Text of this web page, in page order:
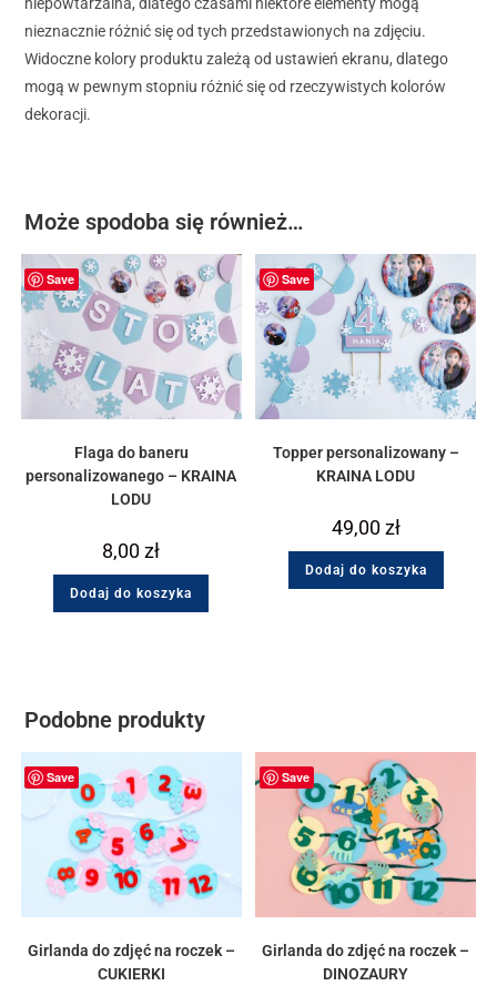
nieznacznie różnić się od tych przedstawionych na zdjęciu.
Widoczne kolory produktu zależą od ustawień ekranu, dlatego
mogą w pewnym stopniu różnić się od rzeczywistych kolorów
dekoracji.
Może spodoba się również…
Save
Flaga do baneru
personalizowanego – KRAINA
LODU
8,00zł
Dodaj do koszyka
Save
Topper personalizowany –
KRAINA LODU
49,00zł
Dodaj do koszyka
Podobne produkty
Save
Girlanda do zdjęć na roczek –
CUKIERKI
Save
Girlanda do zdjęć na roczek –
DINOZAURY